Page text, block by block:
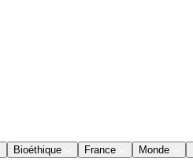
Bioéthique France Monde